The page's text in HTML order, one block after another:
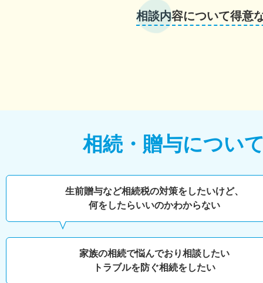
相談内容について得意
相続・贈与につい
生前贈与など相続税の対策をしたいけど、
何をしたらいいのかわからない
家族の相続で悩んでおり相談したい
トラブルを防ぐ相続をしたい